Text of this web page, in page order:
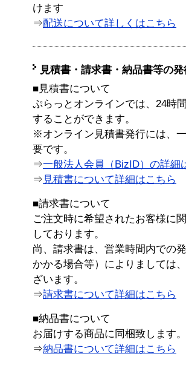
けます
⇒配送について詳しくはこちら
見積書・請求書・納品書等の
■見積書について
ぷらっとオンラインでは、24時
することができます。
※オンライン見積書発行には、
要です。
⇒一般法人会員（BizID）の詳細
⇒ 見積書について詳細はこちら
■請求書について
ご注文時に希望されたお客様に
しております。
尚、請求書は、営業時間内での
かかる場合等）によりましては
ざいます。
⇒請求書について詳細はこちら
■納品書について
お届けする商品に同梱致します。
⇒納品書について詳細はこちら